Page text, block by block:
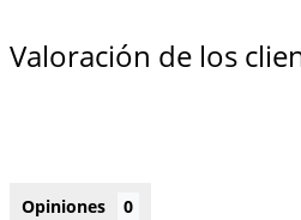
Valoración de los
Opiniones